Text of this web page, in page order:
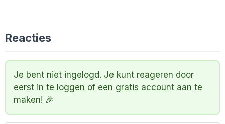
Reacties
Je bent niet ingelogd. Je kunt reageren door
eerst in te loggen of een gratis account aan te
maken! 🎉